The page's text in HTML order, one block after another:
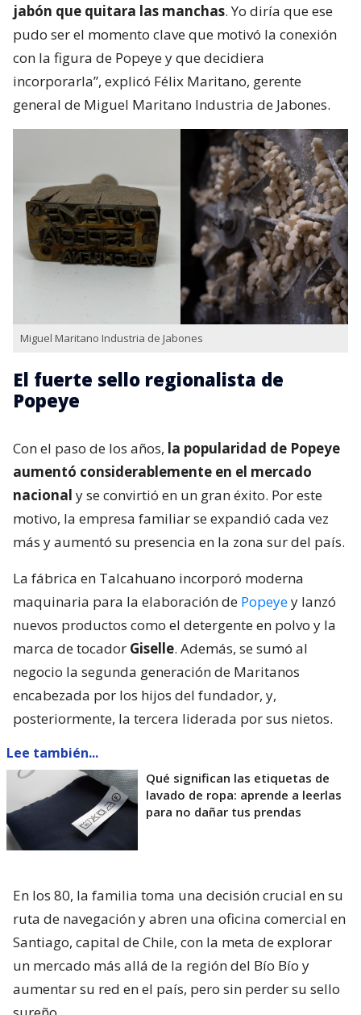
jabón que quitara las manchas. Yo diría que ese
pudo ser el momento clave que motivó la conexión
con la figura de Popeye y que decidiera
incorporarla”, explicó Félix Maritano, gerente
general de Miguel Maritano Industria de Jabones.
Miguel Maritano Industria de Jabones
El fuerte sello regionalista de
Popeye
Con el paso de los años, la popularidad de Popeye
aumentó considerablemente en el mercado
nacional y se convirtió en un gran éxito. Por este
motivo, la empresa familiar se expandió cada vez
más y aumentó su presencia en la zona sur del país.
La fábrica en Talcahuano incorporó moderna
maquinaria para la elaboración de Popeyey lanzó
nuevos productos como el detergente en polvo y la
marca de tocador Giselle. Además, se sumó al
negocio la segunda generación de Maritanos
encabezada por los hijos del fundador, y,
posteriormente, la tercera liderada por sus nietos.
Lee también...
Qué significan las etiquetas de
lavado de ropa: aprende a leerlas
para no dañar tus prendas
En los 80, la familia toma una decisión crucial en su
ruta de navegación y abren una oficina comercial en
Santiago, capital de Chile, con la meta de explorar
un mercado más allá de la región del Bío Bío y
aumentar su red en el país, pero sin perder su sello